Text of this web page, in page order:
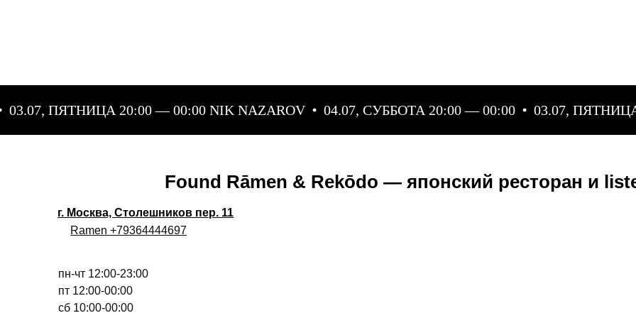
03.07, ПЯТНИЦА 20:00 — 00:00 NIK NAZAROV 04.07, СУББОТА 20:00 — 00:00 03.07, ПЯТНИЦА
Found Rāmen & Rekōdo — японский ресторан и
г. Москва, Столешников пер. 11
Ramen +79364444697
пн-чт 12:00-23:00
пт 12:00-00:00
сб 10:00-00:00